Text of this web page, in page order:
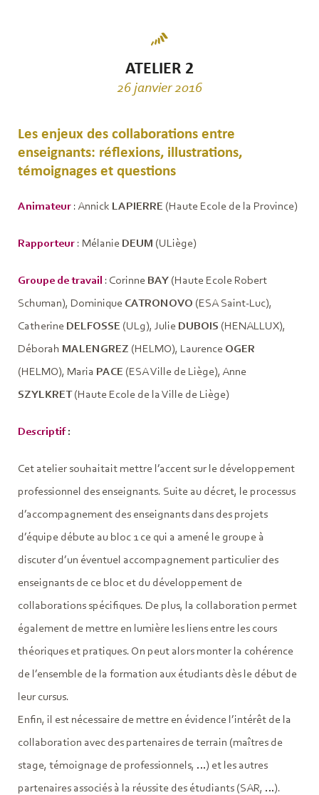
ATELIER 2
26 janvier 2016
Les enjeux des collaborations entre
enseignants: réflexions, illustrations,
témoignages et questions
Animateur : Annick LAPIERRE (Haute Ecole de la Province)
Rapporteur : Mélanie DEUM (ULiège)
Groupe de travail : Corinne BAY (Haute Ecole Robert
Schuman), Dominique CATRONOVO (ESA Saint-Luc),
Catherine DELFOSSE (ULg), Julie DUBOIS (HENALLUX),
Déborah MALENGREZ (HELMO), Laurence OGER
(HELMO), Maria PACE (ESA Ville de Liège), Anne
SZYLKRET(Haute Ecole de la Ville de Liège)
Descriptif:
Cet atelier souhaitait mettre l’accent sur le développement
professionnel des enseignants. Suite au décret, le processus
d’accompagnement des enseignants dans des projets
d’équipe débute au bloc 1 ce qui a amené le groupe à
discuter d’un éventuel accompagnement particulier des
enseignants de ce bloc et du développement de
collaborations spécifiques. De plus, la collaboration permet
également de mettre en lumière les liens entre les cours
théoriques et pratiques. On peut alors monter la cohérence
de l’ensemble de la formation aux étudiants dès le début de
leur cursus.
Enfin, il est nécessaire de mettre en évidence l’intérêt de la
collaboration avec des partenaires de terrain (maîtres de
stage, témoignage de professionnels, …) et les autres
partenaires associés à la réussite des étudiants (SAR, …).